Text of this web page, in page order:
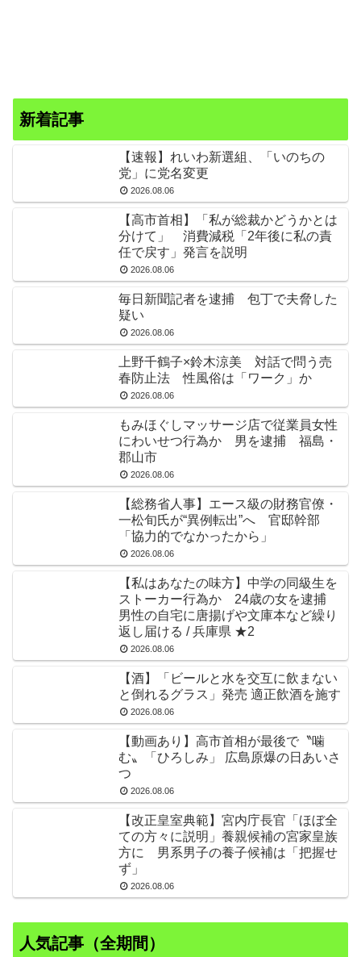
新着記事
【速報】れいわ新選組、「いのちの
党」に党名変更
2026.08.06
【高市首相】「私が総裁かどうかとは
分けて」 消費減税「2年後に私の責
任で戻す」発言を説明
2026.08.06
毎日新聞記者を逮捕 包丁で夫脅した
疑い
2026.08.06
上野千鶴子×鈴木涼美 対話で問う売
春防止法 性風俗は「ワーク」か
2026.08.06
もみほぐしマッサージ店で従業員女性
にわいせつ行為か 男を逮捕 福島・
郡山市
2026.08.06
【総務省人事】エース級の財務官僚・
一松旬氏が“異例転出”へ 官邸幹部
「協力的でなかったから」
2026.08.06
【私はあなたの味方】中学の同級生を
ストーカー行為か 24歳の女を逮捕
男性の自宅に唐揚げや文庫本など繰り
返し届ける / 兵庫県 ★2
2026.08.06
【酒】「ビールと水を交互に飲まない
と倒れるグラス」発売 適正飲酒を施す
2026.08.06
【動画あり】高市首相が最後で〝噛
む〟「ひろしみ」 広島原爆の日あいさ
つ
2026.08.06
【改正皇室典範】宮内庁長官「ほぼ全
ての方々に説明」養親候補の宮家皇族
方に 男系男子の養子候補は「把握せ
ず」
2026.08.06
人気記事（全期間）